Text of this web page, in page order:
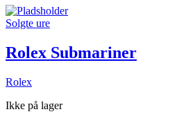
Solgte ure
Rolex Submariner
Rolex
Ikke på lager